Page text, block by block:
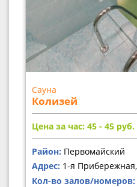
Сауна
Колизей
Цена за час: 45 - 45 руб.
Район: Первомайский
Адрес: 1-я
Кол-во залов/номеров: